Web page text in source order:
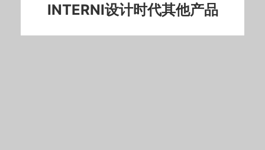
INTERNI设计时代其他产品